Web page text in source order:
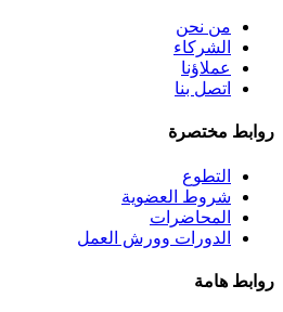
من نحن
الشركاء
عملاؤنا
اتصل بنا
روابط مختصرة
التطوع
شروط العضوية
المحاضرات
الدورات وورش العمل
روابط هامة